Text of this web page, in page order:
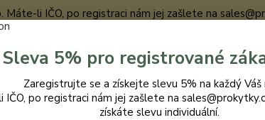
Máte-li IČO, po registraci nám jej zašlete na
Hledat
Sleva 5% pro registrované
Zaregistrujte se a získejte slevu 5% na každý Váš
IČO, po registraci nám jej zašlete na
získáte slevu individuální.